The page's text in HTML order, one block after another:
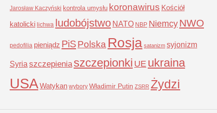
Jarosław Kaczyński kontrola umysłu koronawirus Kościół
katolicki lichwa ludobójstwo NATO NBP NiemcyNWO
pedofilia pieniądz PiSPolska Rosja satanizm syjonizm
Syria szczepienia szczepionki UE ukraina
USAWatykan wybory Władimir Putin ZSRR Żydzi